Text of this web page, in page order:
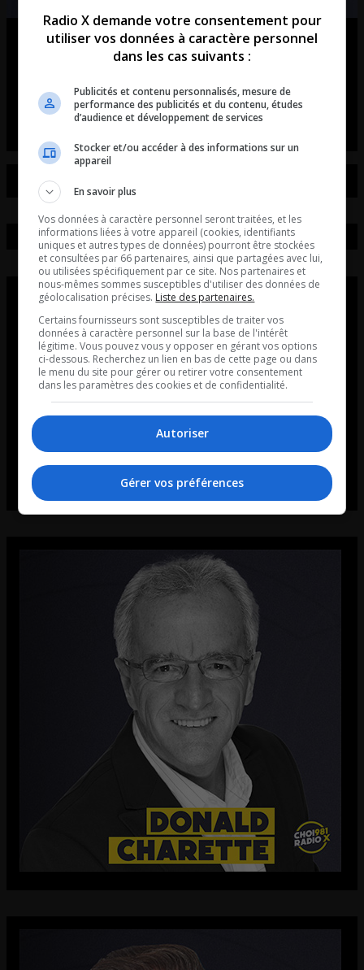
Ouellet en direct – Intégral du 07-
Ouellet en direct - Intégral du 07-08-2026
Radio X demande votre consentement pour
utiliser vos données à caractère personnel
dans les cas suivants :
Publicités et contenu personnalisés, mesure de
performance des publicités et du contenu, études
d’audience et développement de services
Stocker et/ou accéder à des informations sur un
appareil
En savoir plus
Vos données à caractère personnel seront traitées, et les
informations liées à votre appareil (cookies, identifiants
uniques et autres types de données) pourront être stockées
et consultées par 66 partenaires, ainsi que partagées avec lui,
ou utilisées spécifiquement par ce site. Nos partenaires et
nous-mêmes sommes susceptibles d'utiliser des données de
géolocalisation précises. Liste des partenaires.
Certains fournisseurs sont susceptibles de traiter vos
données à caractère personnel sur la base de l'intérêt
légitime. Vous pouvez vous y opposer en gérant vos options
ci-dessous. Recherchez un lien en bas de cette page ou dans
le menu du site pour gérer ou retirer votre consentement
dans les paramètres des cookies et de confidentialité.
Autoriser
Gérer vos préférences